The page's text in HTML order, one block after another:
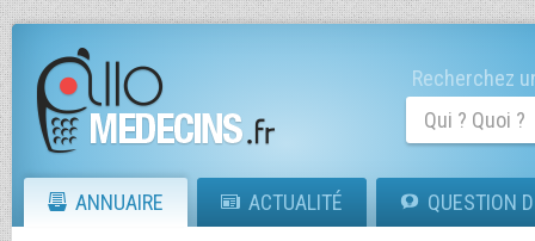
Recherchez
ANNUAIRE ACTUALITÉ QUESTION